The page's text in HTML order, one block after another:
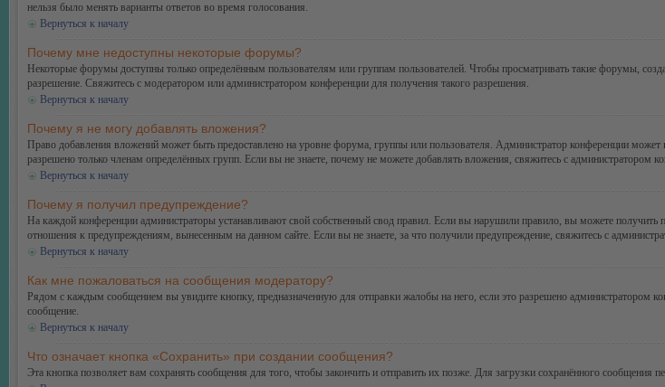
нельзя было менять варианты ответов во время голосования.
Вернуться к началу
Почему мне недоступны некоторые форумы?
Некоторые форумы доступны только определённым пользователям или группам пользователей. Чтобы просматривать такие форумы,
разрешение. Свяжитесь с модератором или администратором конференции для получения такого разрешения.
Вернуться к началу
Почему я не могу добавлять вложения?
Право добавления вложений может быть предоставлено на уровне форума, группы или пользователя. Администратор конференции
разрешено только членам определённых групп. Если вы не знаете, почему не можете добавлять вложения, свяжитесь с администратором
Вернуться к началу
Почему я получил предупреждение?
На каждой конференции администраторы устанавливают свой собственный свод правил. Если вы нарушили правило, вы можете
отношения к предупреждениям, вынесенным на данном сайте. Если вы не знаете, за что получили предупреждение, свяжитесь с
Вернуться к началу
Как мне пожаловаться на сообщения модератору?
Рядом с каждым сообщением вы увидите кнопку, предназначенную для отправки жалобы на него, если это разрешено
сообщение.
Вернуться к началу
Что означает кнопка «Сохранить» при создании сообщения?
Эта кнопка позволяет вам сохранять сообщения для того, чтобы закончить и отправить их позже. Для загрузки сохранённого сообщения